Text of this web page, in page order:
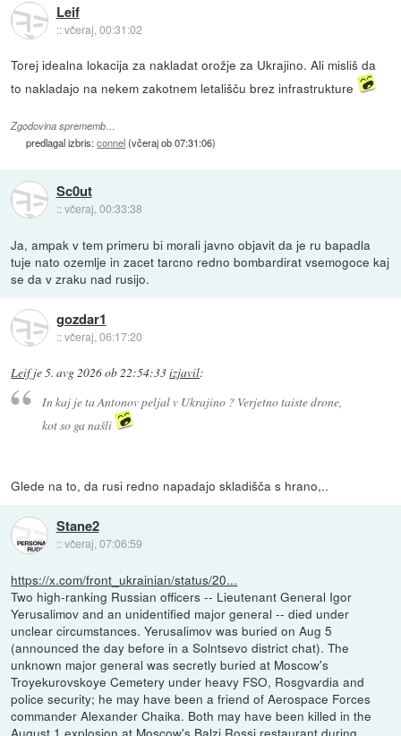
Leif
::včeraj, 00:31:02
Torej idealna lokacija za nakladat orožje za Ukrajino. Ali misliš da
to nakladajo na nekem zakotnem letališču brez infrastrukture
Zgodovina sprememb…
predlagal izbris:connel(včeraj ob 07:31:06)
Sc0ut
::včeraj, 00:33:38
Ja, ampak v tem primeru bi morali javno objavit da je ru bapadla
tuje nato ozemlje in zacet tarcno redno bombardirat vsemogoce kaj
se da v zraku nad rusijo.
gozdar1
::včeraj, 06:17:20
Leifje5. avg 2026 ob 22:54:33izjavil:
In kaj je ta Antonov peljal v Ukrajino ? Verjetno taiste drone,
kot so ga našli
Glede na to, da rusi redno napadajo skladišča s hrano,..
Stane2
::včeraj, 07:06:59
https://x.com/front_ukrainian/status/20...
Two high-ranking Russian officers -- Lieutenant General Igor
Yerusalimov and an unidentified major general -- died under
unclear circumstances. Yerusalimov was buried on Aug 5
(announced the day before in a Solntsevo district chat). The
unknown major general was secretly buried at Moscow's
Troyekurovskoye Cemetery under heavy FSO, Rosgvardia and
police security; he may have been a friend of Aerospace Forces
commander Alexander Chaika. Both may have been killed in the